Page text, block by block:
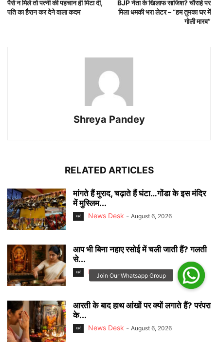
पैसे न मिले तो पत्नी की पहचान ही मिटा दी,
पति का हैरान कर देने वाला कदम
BJP नेता के खिलाफ साजिश? चौराहे पर
मिला धमकी भरा लेटर – “हम तुमका घर में
गोली मारब”
Shreya Pandey
RELATED ARTICLES
मांगते हैं मुराद, चढ़ाते हैं घंटा…गोंडा के इस मंदिर
में मुस्लिम...
धर्म News Desk - August 6, 2026
आप भी बिना नहाए रसोई में चली जाती हैं? गलती
से...
धर्म News Desk - August 6, 2026
आरती के बाद हाथ आंखों पर क्यों लगाते हैं? परंपरा
के...
धर्म News Desk - August 6, 2026